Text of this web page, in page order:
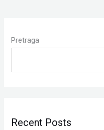
Pretraga
Recent Posts